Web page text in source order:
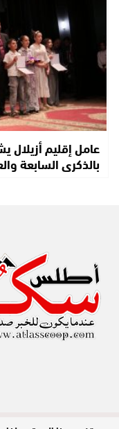
عامل إقليم أزيلال
بالذكرى السابعة